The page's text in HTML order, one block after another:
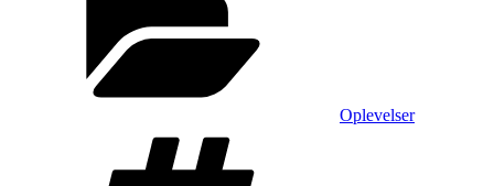
Oplevelser